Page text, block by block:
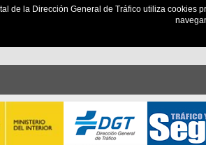
de la Dirección General de Tráfico utiliza